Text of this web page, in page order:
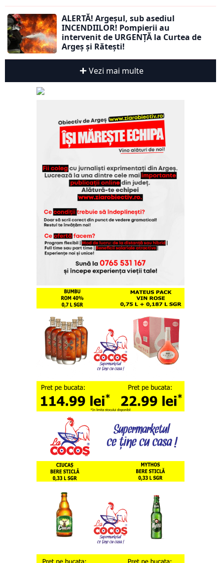
ALERTĂ! Argeșul, sub asediul
INCENDIILOR! Pompierii au
intervenit de URGENȚĂ la Curtea de
Argeș și Rătești!
Vezi mai multe